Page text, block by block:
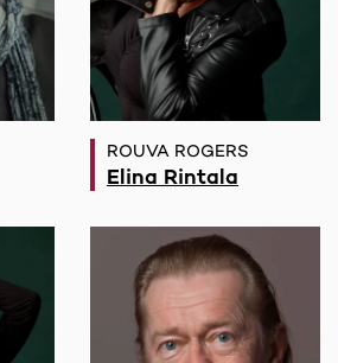
ROUVA ROGERS
Elina Rintala